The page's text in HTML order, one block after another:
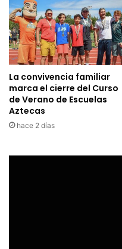
La convivencia familiar
marca el cierre del Curso
de Verano de Escuelas
Aztecas
hace 2 días